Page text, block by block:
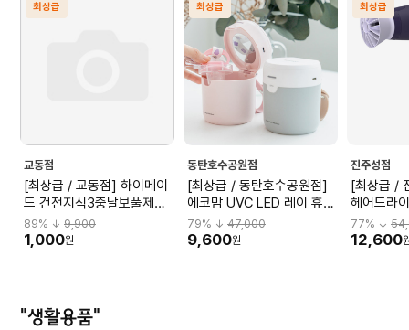
최상급
교동점
[최상급 / 교동점] 하이메이
드 건전지식3중날보풀제거
기 Pink HM-DW504P
89% ↓ 9,900
1,000원
최상급
동탄호수공원점
[최상급 / 동탄호수공원점]
에코맘 UVC LED 레이 휴대
용 살균 소독기 ECO-203P
핑크 ECO-203P
79% ↓47,000
9,600원
최상급
진주성점
[최상급 /
헤어드라
77% ↓
12,600
"생활용품"